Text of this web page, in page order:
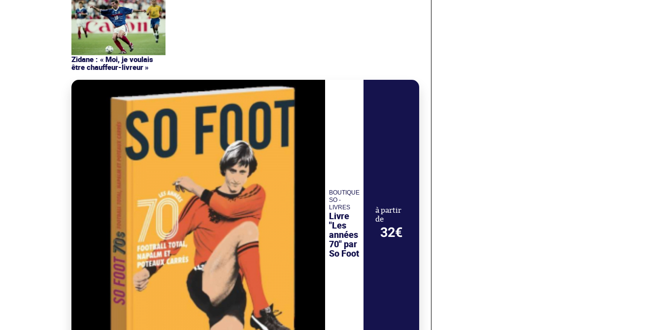
Zidane : « Moi, je voulais
être chauffeur-livreur »
BOUTIQUE
SO -
LIVRES
Livre
"Les
années
70" par
So Foot
à partir
de
32€